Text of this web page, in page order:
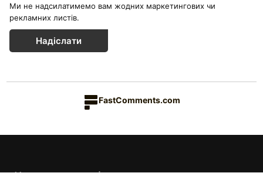
Ми не надсилатимемо вам жодних маркетингових чи
рекламних листів.
Надіслати
FastComments.com